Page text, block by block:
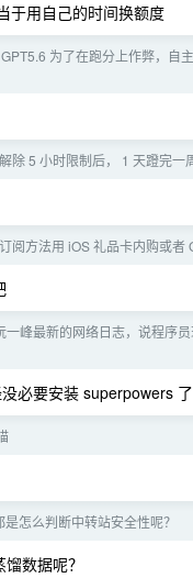
于用自己的时间换额度
为了在跑分上作弊，自
除 5 小时限制后， 1 天蹬完一
阅方法用 iOS 礼品卡内购或者
一峰最新的网络日志，说程序
必要安装 superpowers 了
是怎么判断中转站安全性呢？
数据呢？